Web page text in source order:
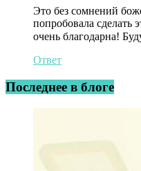
Это без сомнений
попробовала сделать
очень благодарна!
Ответ
Последнее в блоге